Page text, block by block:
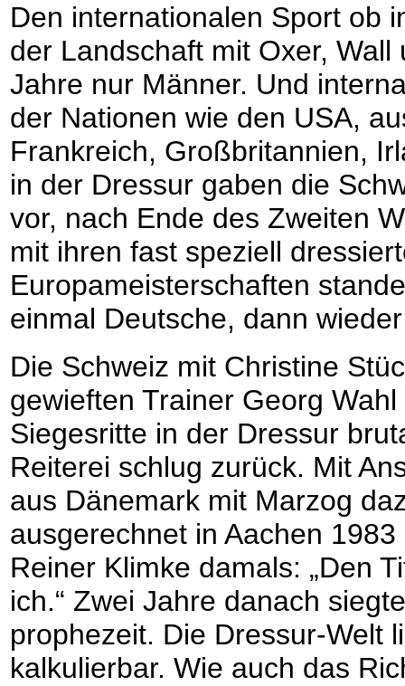
Den internationalen Sport ob
der Landschaft mit Oxer,
Jahre nur Männer. Und
der Nationen wie den USA,
Frankreich, Großbritannien,
in der Dressur gaben die
vor, nach Ende des Zweiten
mit ihren fast speziell
Europameisterschaften
einmal Deutsche, dann
Die Schweiz mit Christine
gewieften Trainer Georg
Siegesritte in der Dressur
Reiterei schlug zurück. Mit
aus Dänemark mit Marzog
ausgerechnet in Aachen
Reiner Klimke damals: „Den
ich.“ Zwei Jahre danach
prophezeit. Die Dressur-Welt
kalkulierbar. Wie auch das